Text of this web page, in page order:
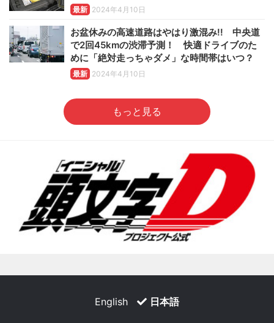
最新 2024年4月10日
お盆休みの高速道路はやはり激混み!! 中央道
で2回45kmの渋滞予測！ 快適ドライブのた
めに「絶対走っちゃダメ」な時間帯はいつ？
最新 2024年4月10日
もっと見る
English 日本語